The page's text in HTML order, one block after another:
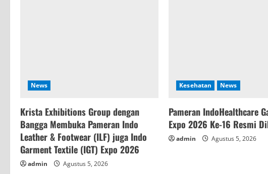
i
n
g
News
Krista Exhibitions Group dengan
Bangga Membuka Pameran Indo
Leather & Footwear (ILF) juga Indo
Garment Textile (IGT) Expo 2026
admin Agustus 5, 2026
Kesehatan News
Pameran IndoHealthcare
Expo 2026 Ke-16 Resmi
admin Agustus 5, 2026